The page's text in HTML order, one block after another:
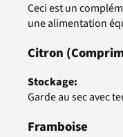
Ceci est un
une alimentation
Citron
Stockage:
Garde au sec avec
Framboise